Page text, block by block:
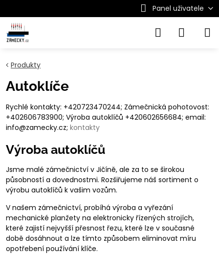
Panel uživatele
Produkty
Autoklíče
Rychlé kontakty: +420723470244; Zámečnická pohotovost:
+402606783900; Výroba autoklíčů +420602656684; email:
info@zamecky.cz; kontakty
Výroba autoklíčů
Jsme malé zámečnictví v Jičíně, ale za to se širokou
působností a dovednostmi. Rozšiřujeme náš sortiment o
výrobu autoklíčů k vašim vozům.
V našem zámečnictví, probíhá výroba a vyřezání
mechanické planžety na elektronicky řízených strojích,
které zajistí nejvyšší přesnost řezu, které lze v současné
době dosáhnout a lze tímto způsobem eliminovat míru
opotřebení používání klíče.